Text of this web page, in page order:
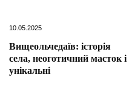
10.05.2025
Вищеольчедаїв: історія
села, неоготичний маєток і
унікальні